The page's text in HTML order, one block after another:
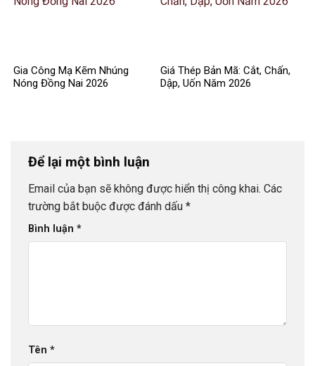
Gia Công Mạ Kẽm Nhúng
Nóng Đồng Nai 2026
Giá Thép Bản Mã: Cắt, Chấn,
Dập, Uốn Năm 2026
Để lại một bình luận
Email của bạn sẽ không được hiển thị công khai. Các
trường bắt buộc được đánh dấu *
Bình luận *
Tên *